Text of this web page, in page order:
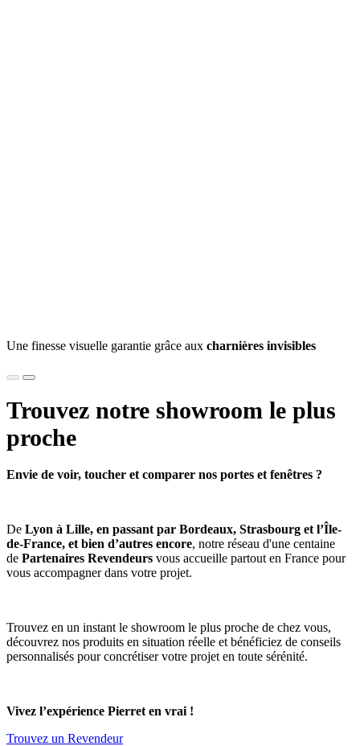
Une finesse visuelle garantie grâce aux charnières invisibles
Trouvez notre showroom le plus
proche
Envie de voir, toucher et comparer nos portes et fenêtres ?
De Lyon à Lille, en passant par Bordeaux, Strasbourg et l’Île-
de-France, et bien d’autres encore, notre réseau d'une centaine
de Partenaires Revendeurs vous accueille partout en France pour
vous accompagner dans votre projet.
Trouvez en un instant le showroom le plus proche de chez vous,
découvrez nos produits en situation réelle et bénéficiez de conseils
personnalisés pour concrétiser votre projet en toute sérénité.
Vivez l’expérience Pierret en vrai !
Trouvez un Revendeur